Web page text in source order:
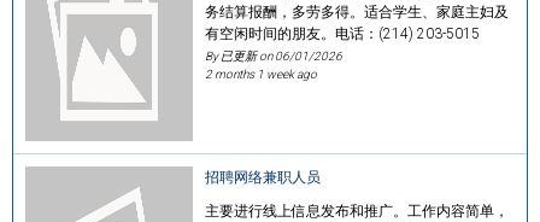
务结算报酬，多劳多得。适合学生、家庭主妇及
有空闲时间的朋友。电话：(214) 203-5015
By 已更新 on06/01/2026
2 months 1 week ago
招聘网络兼职人员
主要进行线上信息发布和推广。工作内容简单，